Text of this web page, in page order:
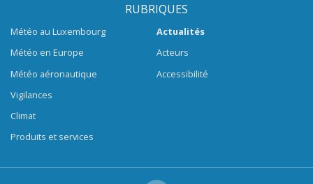
RUBRIQUES
Météo au Luxembourg
Météo en Europe
Météo aéronautique
Vigilances
Climat
Produits et services
Actualités
Acteurs
Accessibilité